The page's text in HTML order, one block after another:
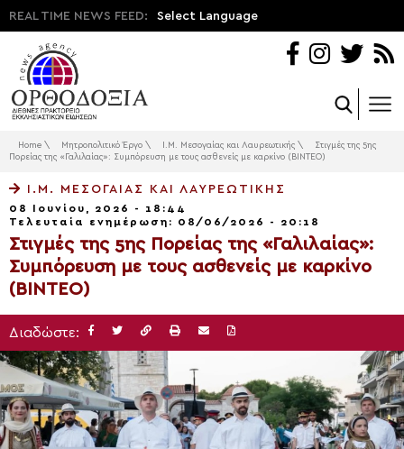
REAL TIME NEWS FEED: Select Language
Home \ Μητροπολιτικό Έργο \ Ι.Μ. Μεσογαίας και Λαυρεωτικής \
Στιγμές της 5ης
Πορείας της «Γαλιλαίας»: Συμπόρευση με τους ασθενείς με καρκίνο (ΒΙΝΤΕΟ)
Ι.Μ. ΜΕΣΟΓΑΊΑΣ ΚΑΙ ΛΑΥΡΕΩΤΙΚΉΣ
08 Ιουνίου, 2026 - 18:44
Τελευταία ενημέρωση: 08/06/2026 - 20:18
Στιγμές της 5ης Πορείας της «Γαλιλαίας»:
Συμπόρευση με τους ασθενείς με καρκίνο
(ΒΙΝΤΕΟ)
Διαδώστε: